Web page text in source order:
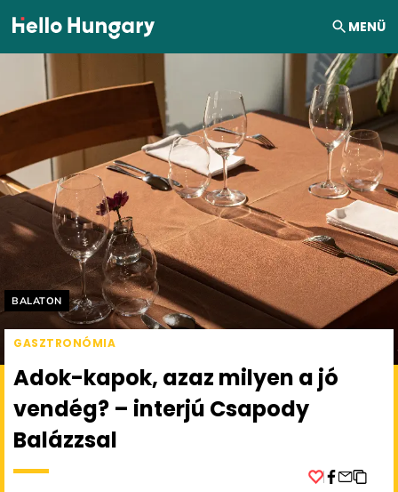
Ugrás a tartalomhoz MENÜ
Helyszín címkék:
BALATON
GASZTRONÓMIA
Adok-kapok, azaz milyen a jó
vendég? – interjú Csapody
Balázzsal